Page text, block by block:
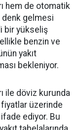
hem de otomatik
denk gelmesi
bir yükseliş
benzin ve
yakıt
bekleniyor.
ile döviz kurunda
üzerinde
ediyor. Bu